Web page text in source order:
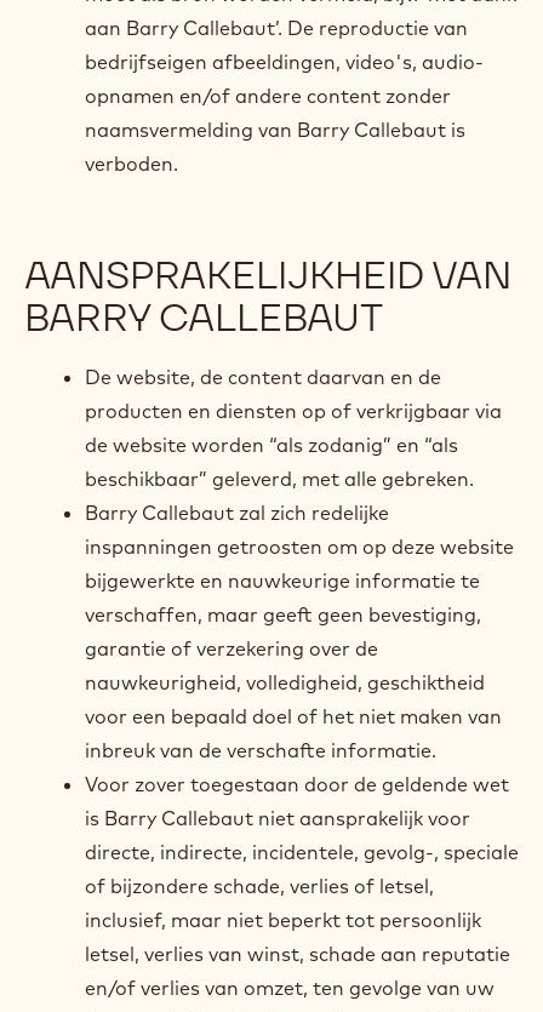
aan Barry Callebaut’. De reproductie van
bedrijfseigen afbeeldingen, video's, audio-
opnamen en/of andere content zonder
naamsvermelding van Barry Callebaut is
verboden.
AANSPRAKELIJKHEID VAN
BARRY CALLEBAUT
De website, de content daarvan en de
producten en diensten op of verkrijgbaar via
de website worden “als zodanig” en “als
beschikbaar” geleverd, met alle gebreken.
Barry Callebaut zal zich redelijke
inspanningen getroosten om op deze website
bijgewerkte en nauwkeurige informatie te
verschaffen, maar geeft geen bevestiging,
garantie of verzekering over de
nauwkeurigheid, volledigheid, geschiktheid
voor een bepaald doel of het niet maken van
inbreuk van de verschafte informatie.
Voor zover toegestaan door de geldende wet
is Barry Callebaut niet aansprakelijk voor
directe, indirecte, incidentele, gevolg-, speciale
of bijzondere schade, verlies of letsel,
inclusief, maar niet beperkt tot persoonlijk
letsel, verlies van winst, schade aan reputatie
en/of verlies van omzet, ten gevolge van uw